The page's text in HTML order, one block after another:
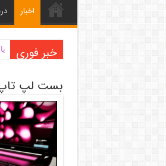
اخبار
خبر فوری
بست لپ